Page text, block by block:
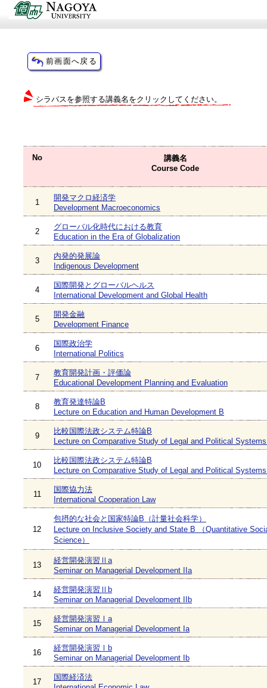
シラバスを参照する講義名をクリックしてください。
No
講義名
Course Code
1
開発マクロ経済学
Development Macroeconomics
2
グローバル化時代における教育
Education in the Era of Globalization
3
内発的発展論
Indigenous Development
4
国際開発とグローバルヘルス
International Development and Global Health
5
開発金融
Development Finance
6
国際政治学
International Politics
7
教育開発計画・評価論
Educational Development Planning and Evaluation
8
教育発達特論B
Lecture on Education and Human Development B
9
比較国際法政システム特論B
Lecture on Comparative Study of Legal and Political
10
比較国際法政システム特論B
Lecture on Comparative Study of Legal and Political
11
国際協力法
International Cooperation Law
12
包摂的な社会と国家特論B（計量社会科学）
Lecture on Inclusive Society and State B （Quantitative
Science）
13
経営開発演習Ⅱa
Seminar on Managerial Development IIa
14
経営開発演習Ⅱb
Seminar on Managerial Development IIb
15
経営開発演習Ⅰa
Seminar on Managerial Development Ia
16
経営開発演習Ⅰb
Seminar on Managerial Development Ib
17
国際経済法